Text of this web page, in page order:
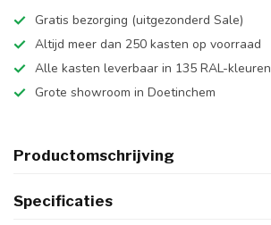
Gratis bezorging (uitgezonderd Sale)
Altijd meer dan 250 kasten op voorraad
Alle kasten leverbaar in 135 RAL-kleuren
Grote showroom in Doetinchem
Productomschrijving
Specificaties